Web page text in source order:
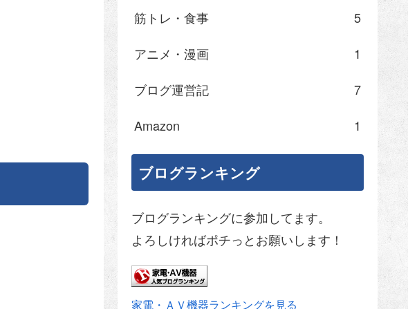
筋トレ・食事
5
アニメ・漫画
1
ブログ運営記
7
Amazon
1
ブログランキング
ブログランキングに参加してます。
よろしければポチっとお願いします！
家電・ＡＶ機器ランキングを見る